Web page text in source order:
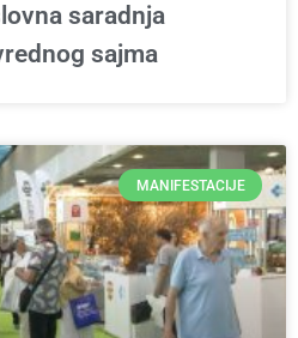
saradnja
sajma
MANIFESTACIJE